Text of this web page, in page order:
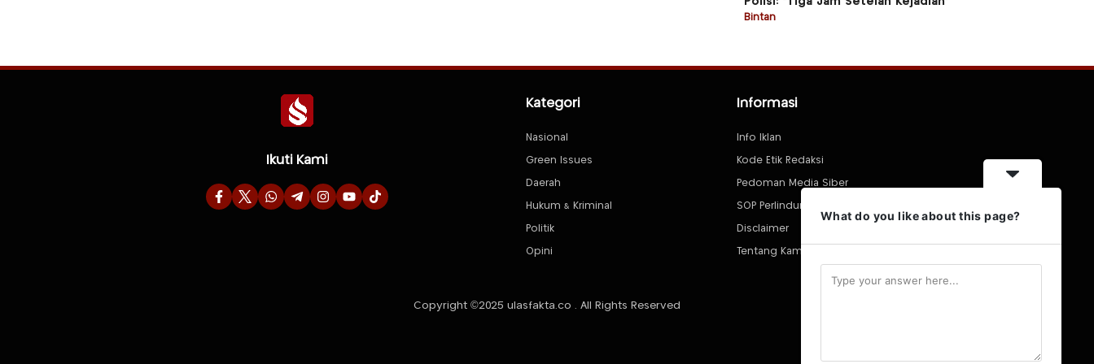
Bintan
Ikuti Kami
Kategori
Nasional
Green Issues
Daerah
Hukum & Kriminal
Politik
Opini
Informasi
Info Iklan
Kode Etik Redaksi
Pedoman Media Siber
SOP Perlindungan Wartawan
Disclaimer
Tentang Kami
Copyright ©2025 ulasfakta.co . All Rights Reserved
What do you like about this page?